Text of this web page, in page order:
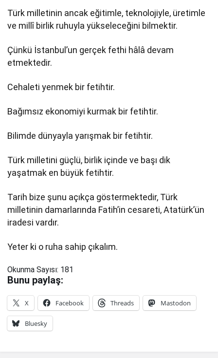
Türk milletinin ancak eğitimle, teknolojiyle, üretimle
ve millî birlik ruhuyla yükseleceğini bilmektir.
Çünkü İstanbul’un gerçek fethi hâlâ devam
etmektedir.
Cehaleti yenmek bir fetihtir.
Bağımsız ekonomiyi kurmak bir fetihtir.
Bilimde dünyayla yarışmak bir fetihtir.
Türk milletini güçlü, birlik içinde ve başı dik
yaşatmak en büyük fetihtir.
Tarih bize şunu açıkça göstermektedir, Türk
milletinin damarlarında Fatih’in cesareti, Atatürk’ün
iradesi vardır.
Yeter ki o ruha sahip çıkalım.
Okunma Sayısı: 181
Bunu paylaş:
X Facebook Threads Mastodon
Bluesky